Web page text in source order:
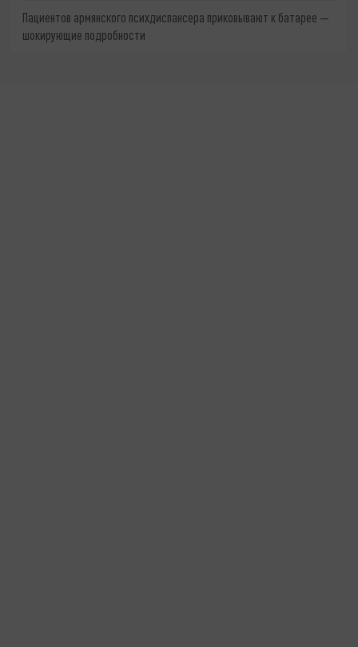
Пациентов армянского психдиспансера приковывают к батарее —
шокирующие подробности